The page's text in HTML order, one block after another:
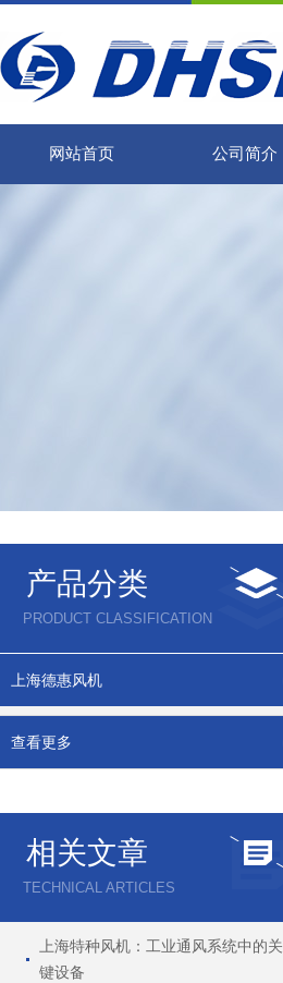
网站首页 公司简介
产品分类
PRODUCT CLASSIFICATION
上海德惠风机
查看更多
相关文章
TECHNICAL ARTICLES
上海特种风机：工业通风系统中的关
键设备